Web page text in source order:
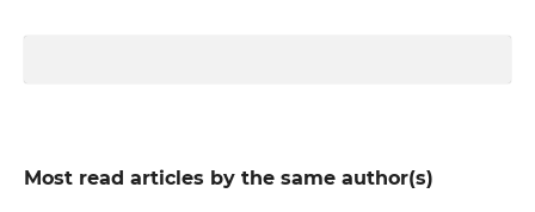
Most read articles by the same author(s)